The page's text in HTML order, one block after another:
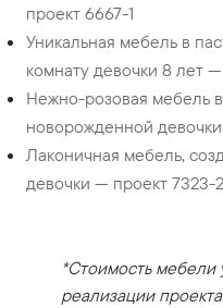
проект 6667-1
Уникальная мебель в
комнату девочки 8 лет
Нежно-розовая мебель
новорожденной
Лаконичная мебель,
девочки — проект 7323-2
*Стоимость мебели
реализации проекта